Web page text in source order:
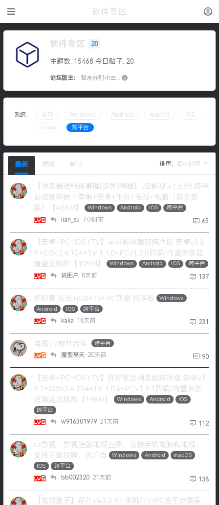
软件专区
软件专区 20
主题数: 15468 今日贴子: 20
论坛版主： 暂未分配小主...
系统： 全部 Windows Android macOS
IOS
Linux
跨平台
最新 精华 新帖 排序： 回帖时间
【地表最强电视直播(追剧)神器】UZ影视 v1.6.69 跨平
台追剧神器丨苹果+安卓+手机+电视+电脑（我全都
要）【436M】
Windows Android IOS 跨平台
lian_su 7小时前 65
【安卓+PC+IOS+TV】可可影视解锁纯净版 安卓v3.3.
9+iOSv2.4.104+TV 1.1.0+PCv1.2.0四端/内置多条超
清蓝光线路【109M】
Windows Android IOS 跨平台
贫困户 8天前 137
好好看 安卓+iOS+TV+PC四端 纯净版
Windows
Android
IOS 跨平台
kaka 18天前 231
电视TV软件合集 跨平台
魔聖髙天 20天前 90
【安卓+PC+IOS+TV】好好看全网追剧纯净版 安卓v3.
3.7+iOSv2.4.104+TV 1.0.6+PCv1.1.1四端/内置多条
超清蓝光线路【198M】
Windows Android
IOS
跨平台
w916301979 21天前 112
uz影视，影视追剧电视直播，支持手机电脑和电视，
支持下载投屏，无广告
Windows Android
macOS
IOS
跨平台
bb002320 21天前 138
【电视盒子】荐片v4.2.3.51 手机/TV/PC全平台覆盖，